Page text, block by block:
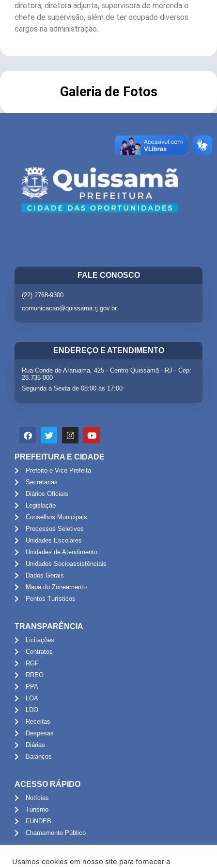
diretora, diretora adjunta, supervisora de merenda e
chefe de supervisão, além de ter ocupado diversos
cargos na administração.
Galeria de Fotos
FALE CONOSCO
(22) 2768-9300
comunicacao@quissama.rj.gov.br
ENDEREÇO E ATENDIMENTO
Rua Conde de Araruama, 425 - Centro Quissamã - RJ - Cep:
28.735-000
Segunda a Sexta de 08:00 às 17:00
PREFEITURA E CIDADE
Prefeito e Vice Prefeita
Secretarias
Diários Oficiais
Legislação
Conselhos Municipais
Processos Seletivos
Unidades Escolares
Unidades de Atendimento
Unidades Socioassistênciais
Dados Gerais
Mapa do Zoneamento
Pontos Turísticos
TRANSPARÊNCIA
Licitações
Contratos
RGF
RREO
PPA
LOA
LDO
Receitas
Despesas
Diárias
Balanços
ACESSO RÁPIDO
Notícias
Turismo
FUNDEB
Chamamento Público
Usamos cookies em nosso site para fornecer a